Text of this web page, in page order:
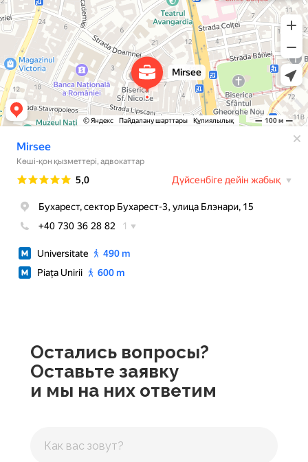
Остались вопросы?
Оставьте заявку
и мы на них ответим